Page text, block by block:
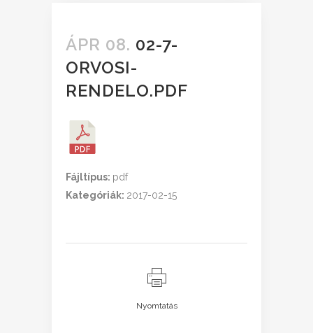
ÁPR 08. 02-7-
ORVOSI-
RENDELO.PDF
Fájltípus: pdf
Kategóriák: 2017-02-15
Nyomtatás